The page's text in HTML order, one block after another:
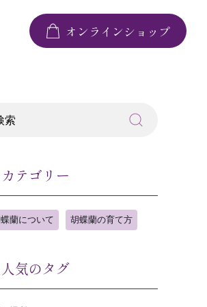
オンラインショップ
カテゴリー
蘭について 胡蝶蘭の育て方
人気のタグ